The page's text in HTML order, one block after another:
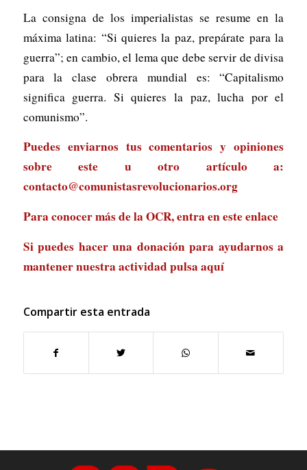
La consigna de los imperialistas se resume en la
máxima latina: “Si quieres la paz, prepárate para la
guerra”; en cambio, el lema que debe servir de divisa
para la clase obrera mundial es: “Capitalismo
significa guerra. Si quieres la paz, lucha por el
comunismo”.
Puedes enviarnos tus comentarios y opiniones
sobre este u otro artículo a:
contacto@comunistasrevolucionarios.org
Para conocer más de la OCR, entra eneste enlace
Si puedes hacer una donación para ayudarnos a
mantener nuestra actividad pulsa aquí
Compartir esta entrada